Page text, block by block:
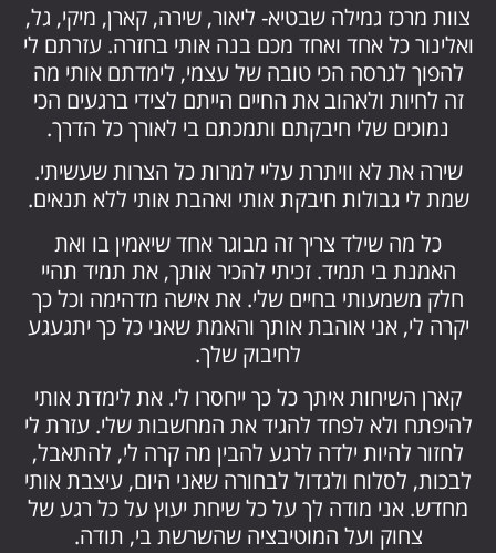
צוות מרכז גמילה שבטיא- ליאור, שירה, קארן, מיקי, גל,
ואלינור כל אחד ואחד מכם בנה אותי בחזרה. עזרתם לי
להפוך לגרסה הכי טובה של עצמי, לימדתם אותי מה
זה לחיות ולאהוב את החיים הייתם לצידי ברגעים הכי
נמוכים שלי חיבקתם ותמכתם בי לאורך כל הדרך.
שירה את לא וויתרת עליי למרות כל הצרות שעשיתי.
שמת לי גבולות חיבקת אותי ואהבת אותי ללא תנאים.
כל מה שילד צריך זה מבוגר אחד שיאמין בו ואת
האמנת בי תמיד. זכיתי להכיר אותך, את תמיד תהיי
חלק משמעותי בחיים שלי. את אישה מדהימה וכל כך
יקרה לי, אני אוהבת אותך והאמת שאני כל כך יתגעגע
לחיבוק שלך.
קארן השיחות איתך כל כך ייחסרו לי. את לימדת אותי
להיפתח ולא לפחד להגיד את המחשבות שלי. עזרת לי
לחזור להיות ילדה לרגע להבין מה קרה לי, להתאבל,
לבכות, לסלוח ולגדול לבחורה שאני היום, עיצבת אותי
מחדש. אני מודה לך על כל שיחת יעוץ על כל רגע של
צחוק ועל המוטיבציה שהשרשת בי, תודה.